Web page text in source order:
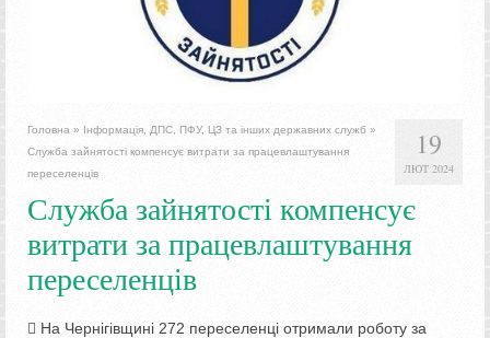
19
ЛЮТ 2024
Головна » Інформація, ДПС, ПФУ, ЦЗ та інших державних служб »
Служба зайнятості компенсує витрати за працевлаштування
переселенців
Служба зайнятості компенсує
витрати за працевлаштування
переселенців
 На Чернігівщині 272 переселенці отримали роботу за